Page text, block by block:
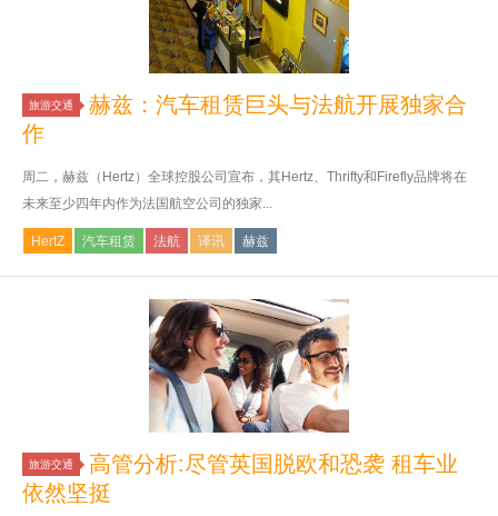
旅游交通
赫兹：汽车租赁巨头与法航开展独家合
作
周二，赫兹（Hertz）全球控股公司宣布，其Hertz、Thrifty和Firefly品牌将在
未来至少四年内作为法国航空公司的独家...
HertZ 汽车租赁 法航 译讯 赫兹
旅游交通
高管分析:尽管英国脱欧和恐袭 租车业
依然坚挺